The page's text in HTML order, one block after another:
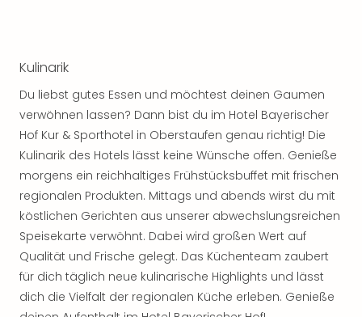
Kulinarik
Du liebst gutes Essen und möchtest deinen Gaumen
verwöhnen lassen? Dann bist du im Hotel Bayerischer
Hof Kur & Sporthotel in Oberstaufen genau richtig! Die
Kulinarik des Hotels lässt keine Wünsche offen. Genieße
morgens ein reichhaltiges Frühstücksbuffet mit frischen
regionalen Produkten. Mittags und abends wirst du mit
köstlichen Gerichten aus unserer abwechslungsreichen
Speisekarte verwöhnt. Dabei wird großen Wert auf
Qualität und Frische gelegt. Das Küchenteam zaubert
für dich täglich neue kulinarische Highlights und lässt
dich die Vielfalt der regionalen Küche erleben. Genieße